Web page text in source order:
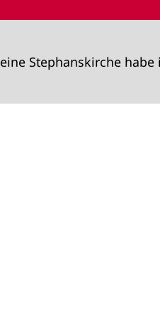
Stephanskirche